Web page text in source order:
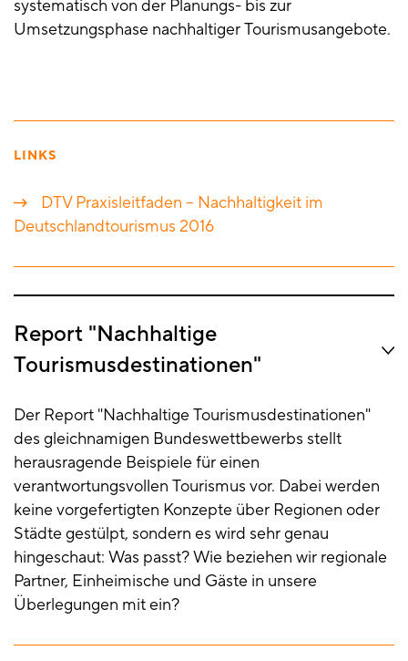
systematisch von der Planungs- bis zur
Umsetzungsphase nachhaltiger Tourismusangebote.
LINKS
DTV Praxisleitfaden – Nachhaltigkeit im
Deutschlandtourismus 2016
Report "Nachhaltige
Tourismusdestinationen"
Der Report "Nachhaltige Tourismusdestinationen"
des gleichnamigen Bundeswettbewerbs stellt
herausragende Beispiele für einen
verantwortungsvollen Tourismus vor. Dabei werden
keine vorgefertigten Konzepte über Regionen oder
Städte gestülpt, sondern es wird sehr genau
hingeschaut: Was passt? Wie beziehen wir regionale
Partner, Einheimische und Gäste in unsere
Überlegungen mit ein?